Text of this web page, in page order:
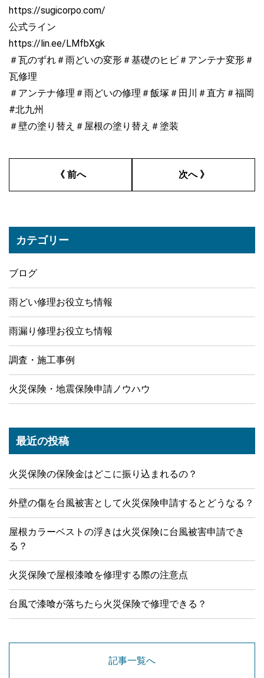
https://sugicorpo.com/
公式ライン
https://lin.ee/LMfbXgk
＃瓦のずれ＃雨どいの変形＃基礎のヒビ＃アンテナ変形＃
瓦修理
＃アンテナ修理＃雨どいの修理＃飯塚＃田川＃直方＃福岡
#北九州
＃壁の塗り替え＃屋根の塗り替え＃塗装
《 前へ 次へ 》
カテゴリー
ブログ
雨どい修理お役立ち情報
雨漏り修理お役立ち情報
調査・施工事例
火災保険・地震保険申請ノウハウ
最近の投稿
火災保険の保険金はどこに振り込まれるの？
外壁の傷を台風被害として火災保険申請するとどうなる？
屋根カラーベストの浮きは火災保険に台風被害申請でき
る？
火災保険で屋根漆喰を修理する際の注意点
台風で漆喰が落ちたら火災保険で修理できる？
記事一覧へ